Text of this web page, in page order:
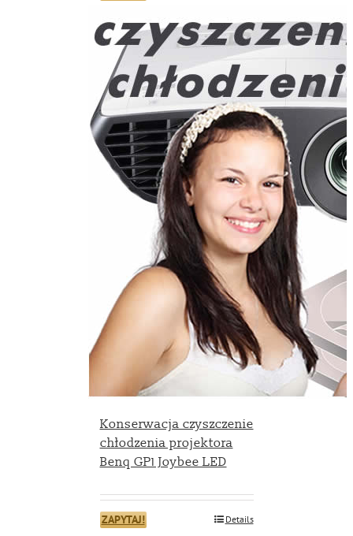
Konserwacja czyszczenie
chłodzenia projektora
Benq GP1 Joybee LED
ZAPYTAJ! Details